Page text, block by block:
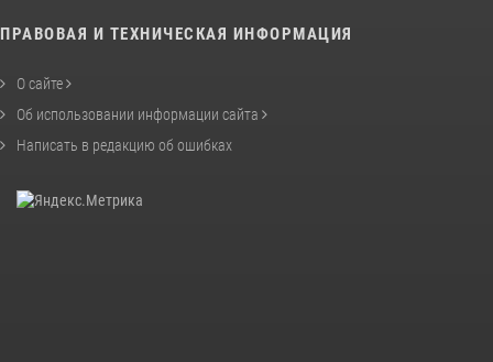
ПРАВОВАЯ И ТЕХНИЧЕСКАЯ ИНФОРМАЦИЯ
О сайте
Об использовании информации сайта
Написать в редакцию об ошибках